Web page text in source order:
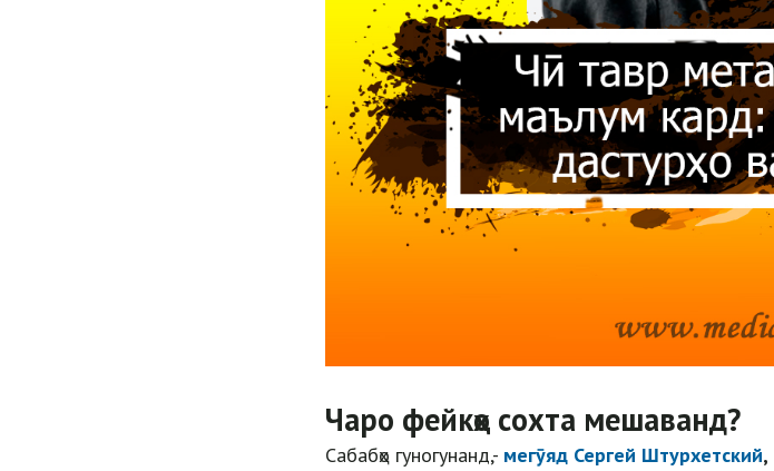
Чаро фейкҳо сохта мешаванд?
Сабабҳо гуногунанд,- мегӯяд Сергей Штурхетский,